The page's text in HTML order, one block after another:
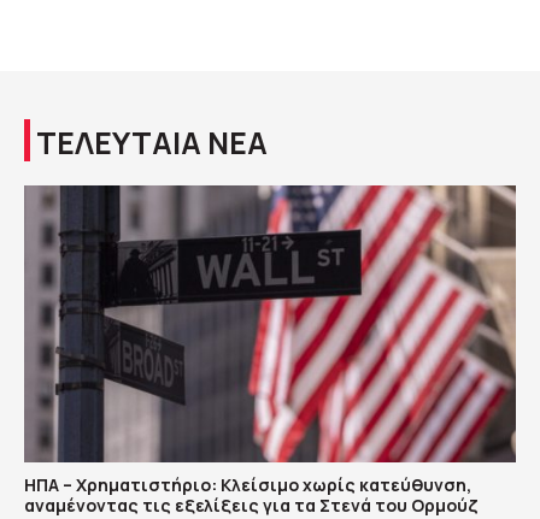
ΤΕΛΕΥΤΑΙΑ ΝΕΑ
ΗΠΑ – Χρηματιστήριο: Κλείσιμο χωρίς κατεύθυνση,
αναμένοντας τις εξελίξεις για τα Στενά του Ορμούζ